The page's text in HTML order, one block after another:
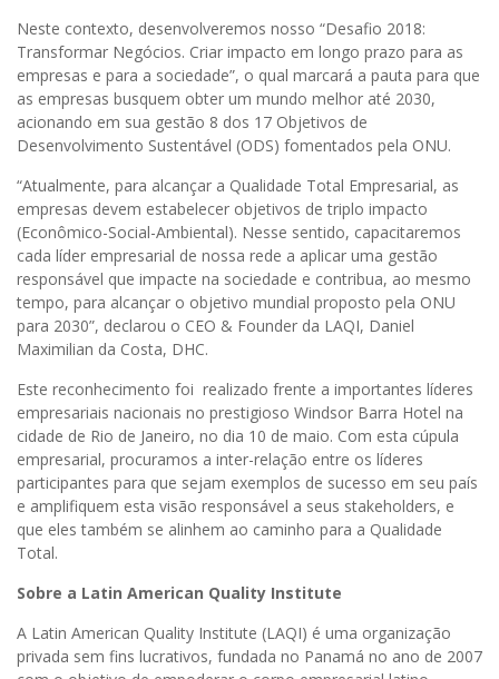
Neste contexto, desenvolveremos nosso “Desafio 2018:
Transformar Negócios. Criar impacto em longo prazo para as
empresas e para a sociedade”, o qual marcará a pauta para que
as empresas busquem obter um mundo melhor até 2030,
acionando em sua gestão 8 dos 17 Objetivos de
Desenvolvimento Sustentável (ODS) fomentados pela ONU.
“Atualmente, para alcançar a Qualidade Total Empresarial, as
empresas devem estabelecer objetivos de triplo impacto
(Econômico-Social-Ambiental). Nesse sentido, capacitaremos
cada líder empresarial de nossa rede a aplicar uma gestão
responsável que impacte na sociedade e contribua, ao mesmo
tempo, para alcançar o objetivo mundial proposto pela ONU
para 2030”, declarou o CEO & Founder da LAQI, Daniel
Maximilian da Costa, DHC.
Este reconhecimento foi realizado frente a importantes líderes
empresariais nacionais no prestigioso Windsor Barra Hotel na
cidade de Rio de Janeiro, no dia 10 de maio. Com esta cúpula
empresarial, procuramos a inter-relação entre os líderes
participantes para que sejam exemplos de sucesso em seu país
e amplifiquem esta visão responsável a seus stakeholders, e
que eles também se alinhem ao caminho para a Qualidade
Total.
Sobre a Latin American Quality Institute
A Latin American Quality Institute (LAQI) é uma organização
privada sem fins lucrativos, fundada no Panamá no ano de 2007